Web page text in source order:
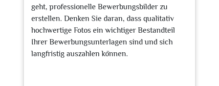
geht, professionelle Bewerbungsbilder zu
erstellen. Denken Sie daran, dass qualitativ
hochwertige Fotos ein wichtiger Bestandteil
Ihrer Bewerbungsunterlagen sind und sich
langfristig auszahlen können.